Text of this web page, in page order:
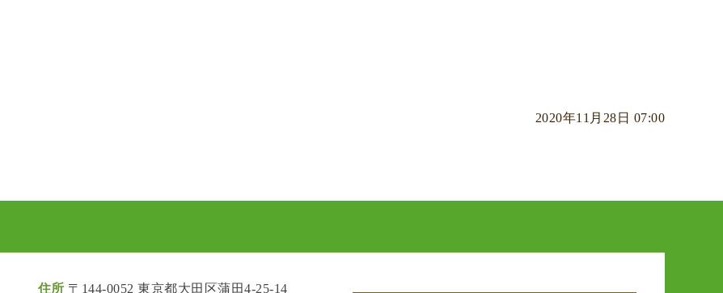
2020年11月28日 07:00
住所 〒144-0052 東京都大田区蒲田4-25-14